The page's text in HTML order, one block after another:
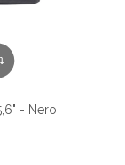
- Nero